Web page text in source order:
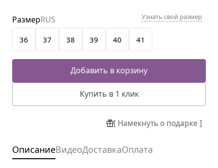
36 37 38 39 40 41
РазмерRUS Узнать свой размер
Добавить в корзину
Купить в 1 клик
[ Намекнуть о подарке ]
ОписаниеВидеоДоставкаОплата